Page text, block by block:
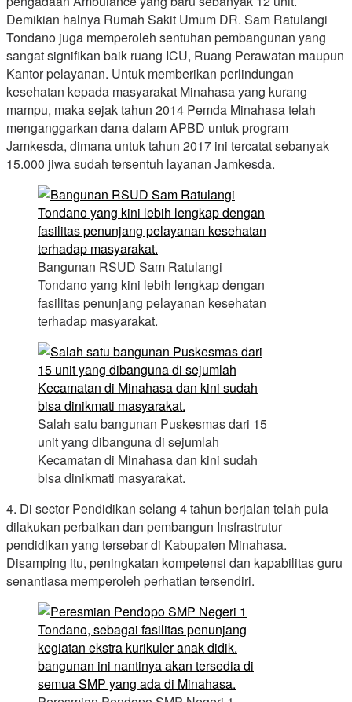
Demikian halnya Rumah Sakit Umum DR. Sam Ratulangi
Tondano juga memperoleh sentuhan pembangunan yang
sangat signifikan baik ruang ICU, Ruang Perawatan maupun
Kantor pelayanan. Untuk memberikan perlindungan
kesehatan kepada masyarakat Minahasa yang kurang
mampu, maka sejak tahun 2014 Pemda Minahasa telah
menganggarkan dana dalam APBD untuk program
Jamkesda, dimana untuk tahun 2017 ini tercatat sebanyak
15.000 jiwa sudah tersentuh layanan Jamkesda.
Bangunan RSUD Sam Ratulangi
Tondano yang kini lebih lengkap dengan
fasilitas penunjang pelayanan kesehatan
terhadap masyarakat.
Salah satu bangunan Puskesmas dari 15
unit yang dibanguna di sejumlah
Kecamatan di Minahasa dan kini sudah
bisa dinikmati masyarakat.
4. Di sector Pendidikan selang 4 tahun berjalan telah pula
dilakukan perbaikan dan pembangun Insfrastrutur
pendidikan yang tersebar di Kabupaten Minahasa.
Disamping itu, peningkatan kompetensi dan kapabilitas guru
senantiasa memperoleh perhatian tersendiri.